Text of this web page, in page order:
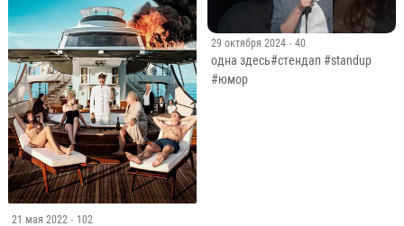
21 мая 2022 · 102
29 октября 2024 · 40
одна здесь#стендап #standup
#юмор